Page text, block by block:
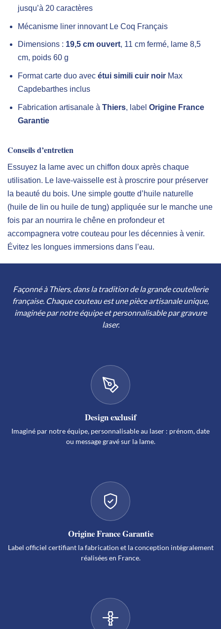
jusqu’à 20 caractères
Mécanisme liner innovant Le Coq Français
Dimensions : 19,5 cm ouvert, 11 cm fermé, lame 8,5
cm, poids 60 g
Format carte duo avec étui simili cuir noirMax
Capdebarthes inclus
Fabrication artisanale à Thiers, label Origine France
Garantie
Conseils d’entretien
Essuyez la lame avec un chiffon doux après chaque
utilisation. Le lave-vaisselle est à proscrire pour préserver
la beauté du bois. Une simple goutte d’huile naturelle
(huile de lin ou huile de tung) appliquée sur le manche une
fois par an nourrira le chêne en profondeur et
accompagnera votre couteau pour les décennies à venir.
Évitez les longues immersions dans l’eau.
Façonné à Thiers, dans la tradition de la grande coutellerie
française. Chaque couteau est une pièce artisanale unique,
imaginée par notre équipe et personnalisable par gravure
laser.
Design exclusif
Imaginé par notre équipe, personnalisable au laser : prénom, date
ou message gravé sur la lame.
Origine France Garantie
Label officiel certifiant la fabrication et la conception intégralement
réalisées en France.